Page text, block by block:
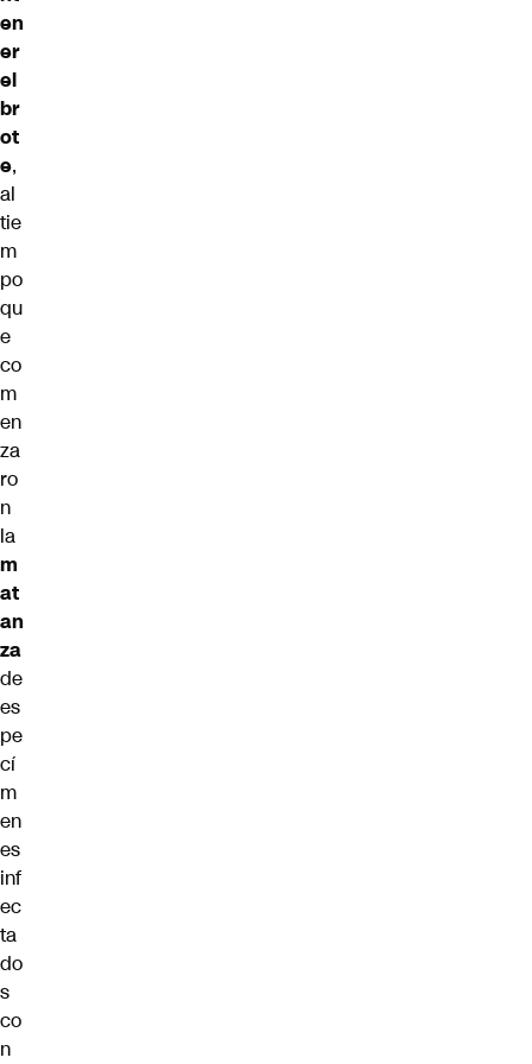
en
er
el
br
ot
e,
al
tie
m
po
qu
e
co
m
en
za
ro
n
la
m
at
an
za
de
es
pe
cí
m
en
es
inf
ec
ta
do
s
co
n